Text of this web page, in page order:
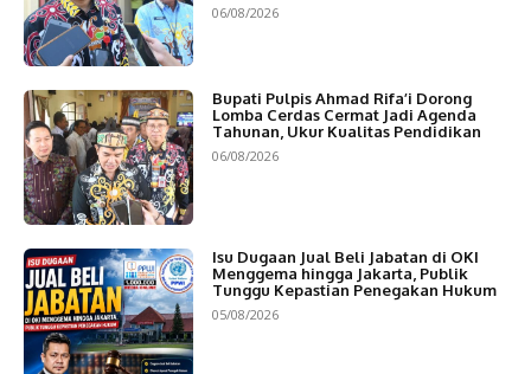
06/08/2026
Bupati Pulpis Ahmad Rifa’i Dorong
Lomba Cerdas Cermat Jadi Agenda
Tahunan, Ukur Kualitas Pendidikan
06/08/2026
Isu Dugaan Jual Beli Jabatan di OKI
Menggema hingga Jakarta, Publik
Tunggu Kepastian Penegakan Hukum
05/08/2026